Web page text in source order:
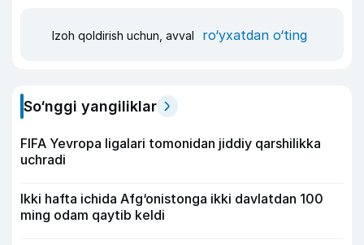
Izoh qoldirish uchun, avval ro‘yxatdan o‘ting
So‘nggi yangiliklar
FIFA Yevropa ligalari tomonidan jiddiy qarshilikka
uchradi
Ikki hafta ichida Afg‘onistonga ikki davlatdan 100
ming odam qaytib keldi